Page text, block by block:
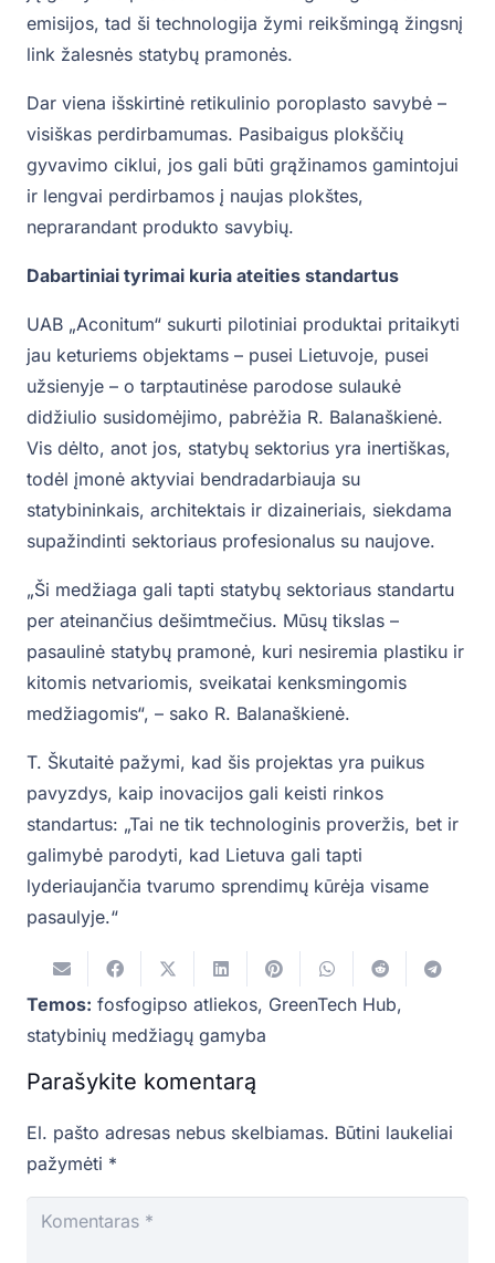
emisijos, tad ši technologija žymi reikšmingą žingsnį
link žalesnės statybų pramonės.
Dar viena išskirtinė retikulinio poroplasto savybė –
visiškas perdirbamumas. Pasibaigus plokščių
gyvavimo ciklui, jos gali būti grąžinamos gamintojui
ir lengvai perdirbamos į naujas plokštes,
neprarandant produkto savybių.
Dabartiniai tyrimai kuria ateities standartus
UAB „Aconitum“ sukurti pilotiniai produktai pritaikyti
jau keturiems objektams – pusei Lietuvoje, pusei
užsienyje – o tarptautinėse parodose sulaukė
didžiulio susidomėjimo, pabrėžia R. Balanaškienė.
Vis dėlto, anot jos, statybų sektorius yra inertiškas,
todėl įmonė aktyviai bendradarbiauja su
statybininkais, architektais ir dizaineriais, siekdama
supažindinti sektoriaus profesionalus su naujove.
„Ši medžiaga gali tapti statybų sektoriaus standartu
per ateinančius dešimtmečius. Mūsų tikslas –
pasaulinė statybų pramonė, kuri nesiremia plastiku ir
kitomis netvariomis, sveikatai kenksmingomis
medžiagomis“, – sako R. Balanaškienė.
T. Škutaitė pažymi, kad šis projektas yra puikus
pavyzdys, kaip inovacijos gali keisti rinkos
standartus: „Tai ne tik technologinis proveržis, bet ir
galimybė parodyti, kad Lietuva gali tapti
lyderiaujančia tvarumo sprendimų kūrėja visame
pasaulyje.“
Temos: fosfogipso atliekos, GreenTech Hub,
statybinių medžiagų gamyba
Parašykite komentarą
El. pašto adresas nebus skelbiamas. Būtini laukeliai
pažymėti *